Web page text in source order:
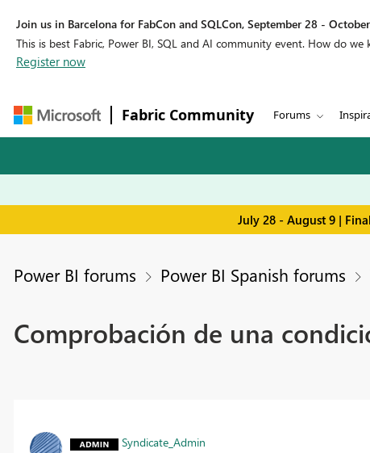
Join us in Barcelona for FabCon and SQLCon, September 28 -
This is best Fabric, Power BI, SQL and AI community event. How do
Register now
Fabric Community Forums
July 28 - August 9 |
Power BI forums Power BI Spanish forums
Comprobación de una
Syndicate_Admin